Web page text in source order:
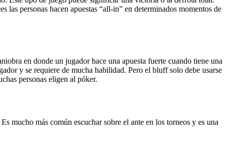
las personas hacen apuestas “all-in” en determinados momentos de
en donde un jugador hace una apuesta fuerte cuando tiene una
y se requiere de mucha habilidad. Pero el bluff solo debe usarse
personas eligen al póker.
mucho más común escuchar sobre el ante en los torneos y es una